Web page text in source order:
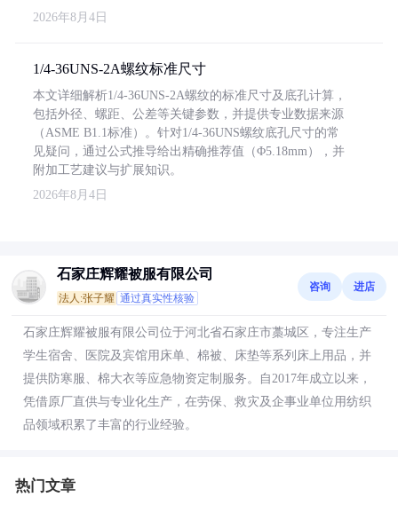
2026年8月4日
1/4-36UNS-2A螺纹标准尺寸
本文详细解析1/4-36UNS-2A螺纹的标准尺寸及底孔计算，
包括外径、螺距、公差等关键参数，并提供专业数据来源
（ASME B1.1标准）。针对1/4-36UNS螺纹底孔尺寸的常
见疑问，通过公式推导给出精确推荐值（Φ5.18mm），并
附加工艺建议与扩展知识。
2026年8月4日
石家庄辉耀被服有限公司
法人:张子耀 通过真实性核验
咨询 进店
石家庄辉耀被服有限公司位于河北省石家庄市藁城区，专注生产
学生宿舍、医院及宾馆用床单、棉被、床垫等系列床上用品，并
提供防寒服、棉大衣等应急物资定制服务。自2017年成立以来，
凭借原厂直供与专业化生产，在劳保、救灾及企事业单位用纺织
品领域积累了丰富的行业经验。
热门文章